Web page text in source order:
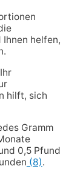
helfen,
hilft, sich
Gramm
0,5 Pfund
(8).